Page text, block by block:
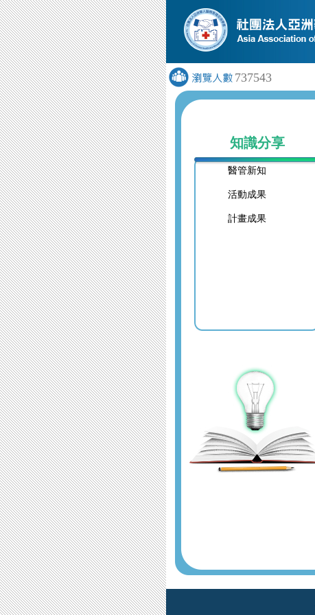
737543
知識分享
醫管新知
活動成果
計畫成果